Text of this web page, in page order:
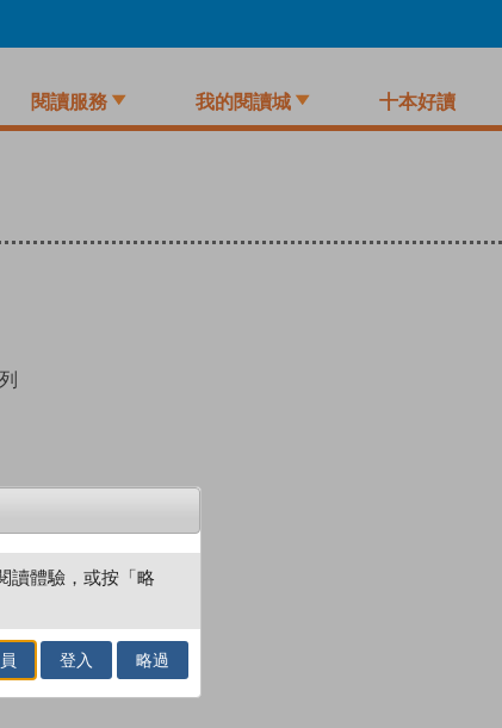
閱讀服務 我的閱讀城 十本好讀
讀體驗，或按「略
登入 略過